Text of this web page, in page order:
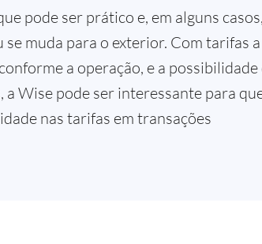
pode ser prático e, em alguns casos,
muda para o exterior. Com tarifas a
a operação, e a possibilidade
Wise pode ser interessante para
nas tarifas em transações